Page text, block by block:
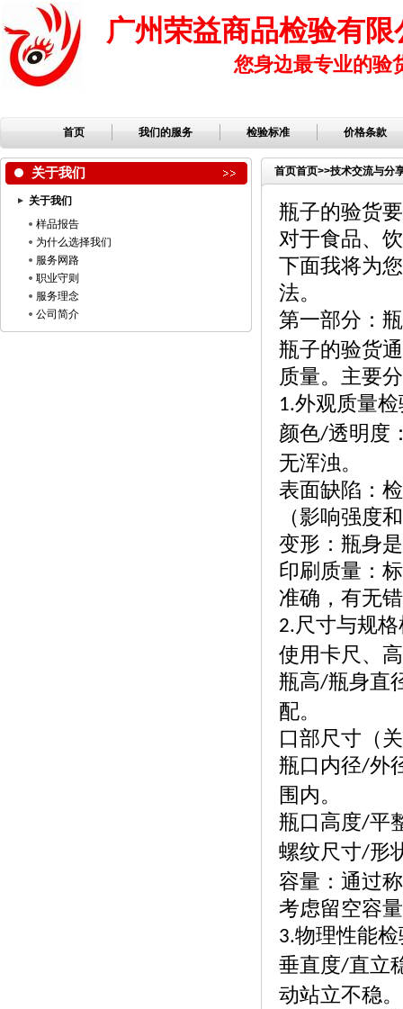
广州荣益商品检验有限
您身边最专业的验
首页 我们的服务 检验标准 价格条款
关于我们
关于我们
样品报告
为什么选择我们
服务网路
职业守则
服务理念
公司简介
首页首页>>技术交流与分
瓶子的验货
对于食品、
下面我将为
法。
第一部分：
瓶子的验货
质量。主要
1.外观质量检
颜色/透明度
无浑浊。
表面缺陷：
（影响强度
变形：瓶身
印刷质量：
准确，有无
2.尺寸与规
使用卡尺、
瓶高/瓶身直
配。
口部尺寸（
瓶口内径/外
围内。
瓶口高度/平
螺纹尺寸/形
容量：通过
考虑留空容
3.物理性能检
垂直度/直立
动站立不稳。